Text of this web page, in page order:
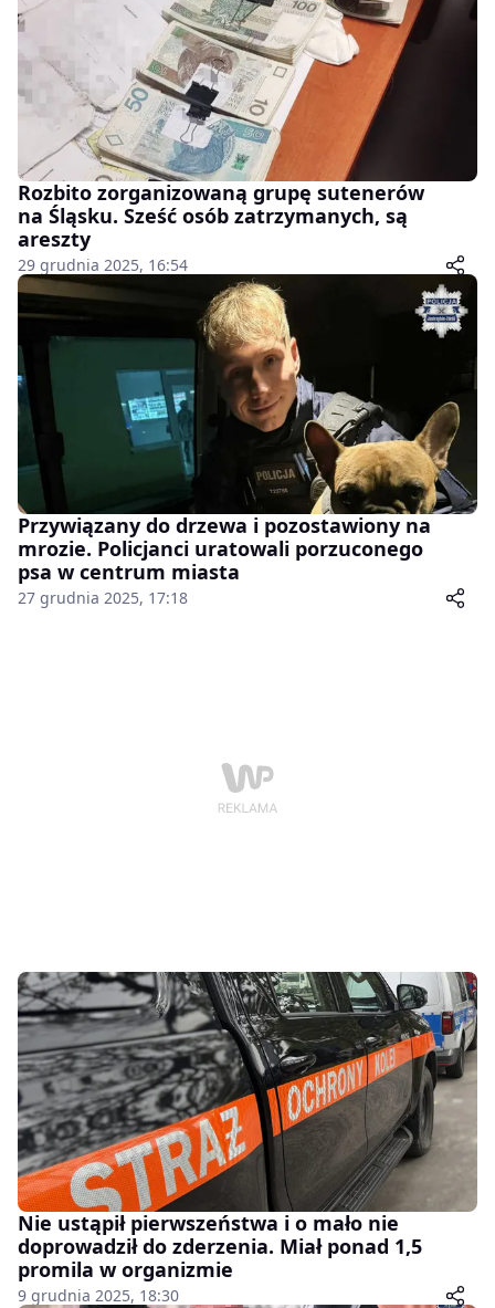
Rozbito zorganizowaną grupę sutenerów
na Śląsku. Sześć osób zatrzymanych, są
areszty
29 grudnia 2025, 16:54
Przywiązany do drzewa i pozostawiony na
mrozie. Policjanci uratowali porzuconego
psa w centrum miasta
27 grudnia 2025, 17:18
Nie ustąpił pierwszeństwa i o mało nie
doprowadził do zderzenia. Miał ponad 1,5
promila w organizmie
9 grudnia 2025, 18:30